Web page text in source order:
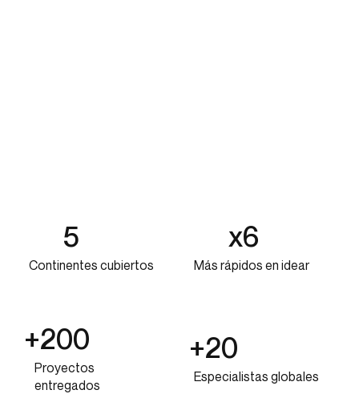
x6
Más rápidos en idear
+200
Proyectos
entregados
+20
Especialistas globales
5
Continentes cubiertos